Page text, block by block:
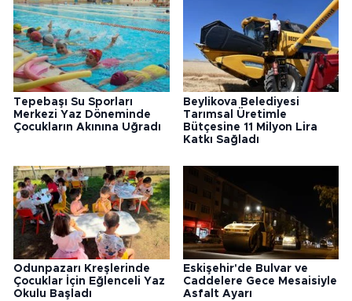
Tepebaşı Su Sporları
Merkezi Yaz Döneminde
Çocukların Akınına Uğradı
Beylikova Belediyesi
Tarımsal Üretimle
Bütçesine 11 Milyon Lira
Katkı Sağladı
Odunpazarı Kreşlerinde
Çocuklar İçin Eğlenceli Yaz
Okulu Başladı
Eskişehir'de Bulvar ve
Caddelere Gece Mesaisiyle
Asfalt Ayarı